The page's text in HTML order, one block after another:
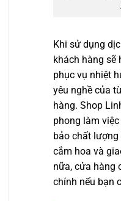
Khi sử dụng
khách hàng sẽ
phục vụ nhiệt
yêu nghề của
hàng. Shop
phong làm
bảo chất
cắm hoa và
nữa, cửa hàng
chính nếu bạn